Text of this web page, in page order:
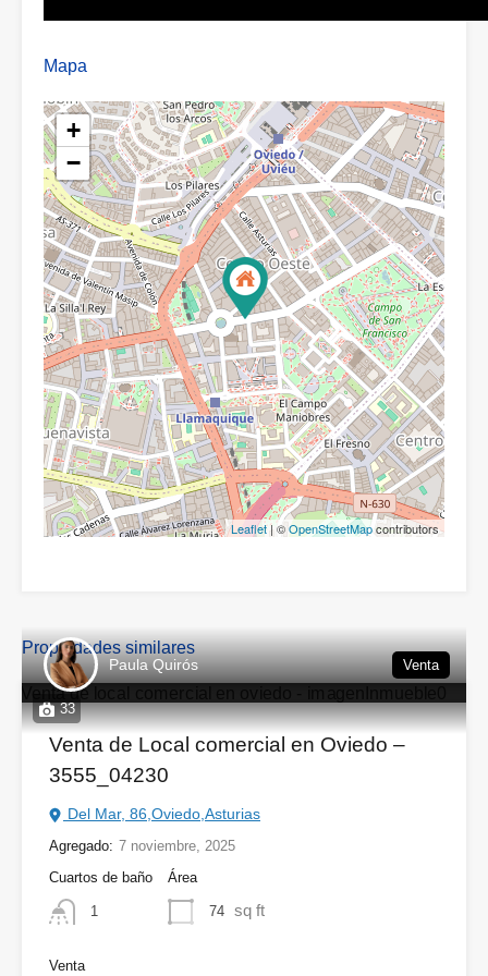
Mapa
+
−
Leaflet| ©OpenStreetMapcontributors
Propiedades similares
33
Paula Quirós Venta
Venta de Local comercial en Oviedo –
3555_04230
Del Mar, 86,Oviedo,Asturias
Agregado: 7 noviembre, 2025
Cuartos de baño
1
Área
74 sq ft
Venta